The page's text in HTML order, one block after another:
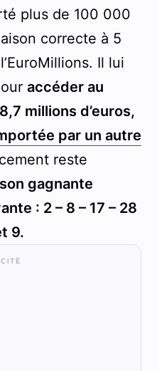
plus de 100 000
correcte à 5
Il lui
accéder au
millions d’euros,
par un autre
reste
gagnante
: 2 – 8 – 17 – 28
9.